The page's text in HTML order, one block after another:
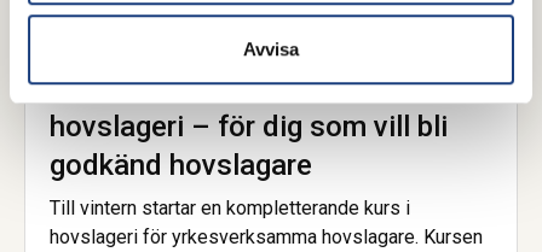
Avvisa
Ny kompletterande kurs i
hovslageri – för dig som vill bli
godkänd hovslagare
Till vintern startar en kompletterande kurs i
hovslageri för yrkesverksamma hovslagare. Kursen